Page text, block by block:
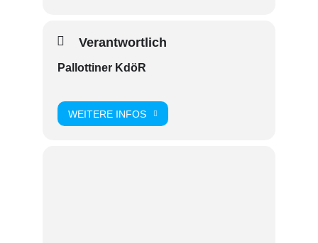
Verantwortlich
Pallottiner KdöR
WEITERE INFOS